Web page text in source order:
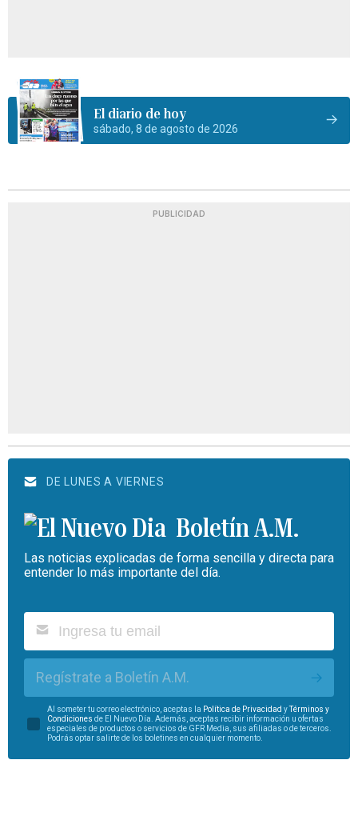
El diario de hoy
sábado, 8 de agosto de 2026
PUBLICIDAD
DE LUNES A VIERNES
Boletín A.M.
Las noticias explicadas de forma sencilla y directa para
entender lo más importante del día.
Regístrate a Boletín A.M.
Al someter tu correo electrónico, aceptas la Política de Privacidad yTérminos y
Condiciones de El Nuevo Día. Además, aceptas recibir información u ofertas
especiales de productos o servicios de GFR Media, sus afiliadas o de terceros.
Podrás optar salirte de los boletines en cualquier momento.